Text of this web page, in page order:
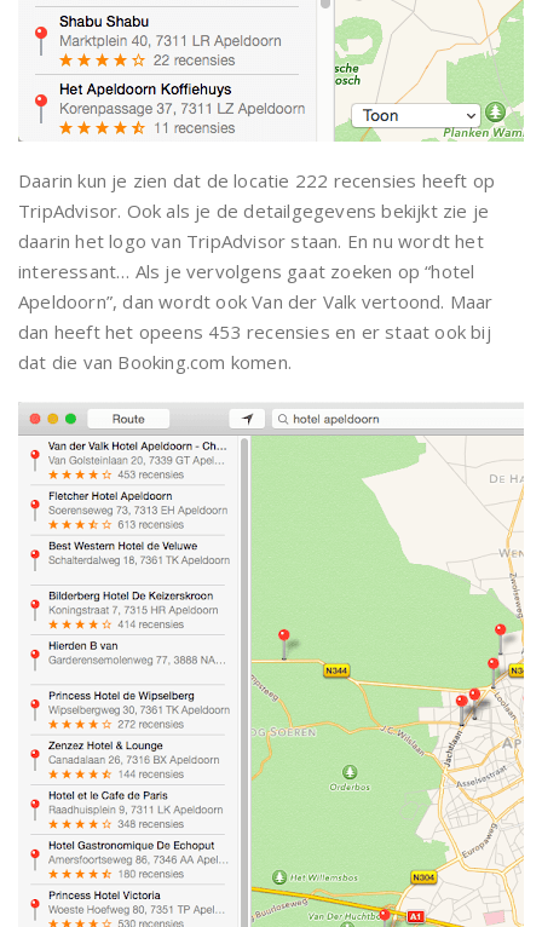
Daarin kun je zien dat de locatie 222 recensies heeft op
TripAdvisor. Ook als je de detailgegevens bekijkt zie je
daarin het logo van TripAdvisor staan. En nu wordt het
interessant… Als je vervolgens gaat zoeken op “hotel
Apeldoorn”, dan wordt ook Van der Valk vertoond. Maar
dan heeft het opeens 453 recensies en er staat ook bij
dat die van Booking.com komen.